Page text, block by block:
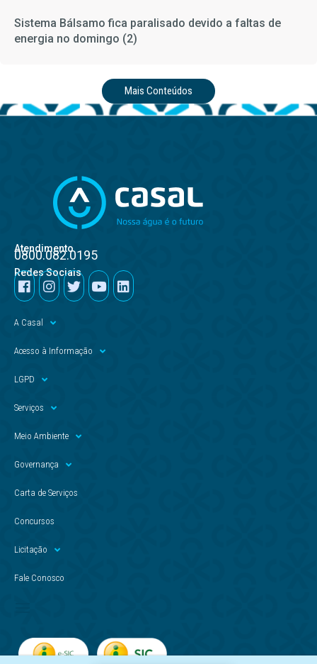
Sistema Bálsamo fica paralisado devido a faltas de
energia no domingo (2)
Mais Conteúdos
Atendimento
0800.082.0195
Redes Sociais
A Casal
Acesso à Informação
LGPD
Serviços
Meio Ambiente
Governança
Carta de Serviços
Concursos
Licitação
Fale Conosco